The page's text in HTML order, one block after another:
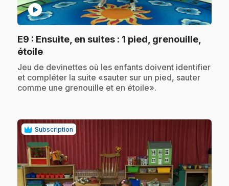
play_circle
E9 : Ensuite, en suites : 1 pied, grenouille,
étoile.
.Jeu de devinettes où les enfants doivent identifier
et compléter la suite «sauter sur un pied, sauter
comme une grenouille et en étoile».
Subscription